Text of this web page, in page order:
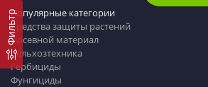
Фильтр
Популярные категории
Средства защиты растений
Посевной материал
Сельхозтехника
Гербициды
Фунгициды